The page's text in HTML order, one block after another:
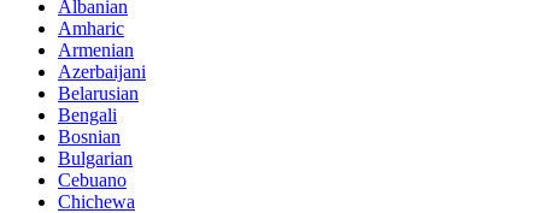
Albanian
Amharic
Armenian
Azerbaijani
Belarusian
Bengali
Bosnian
Bulgarian
Cebuano
Chichewa